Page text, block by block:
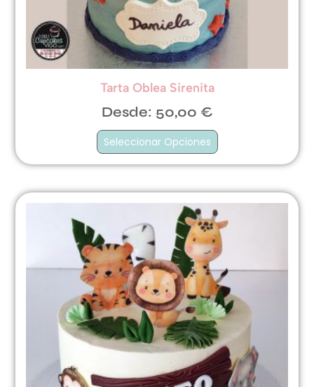
Tarta Oblea Sirenita
Desde: 50,00 €
Seleccionar Opciones